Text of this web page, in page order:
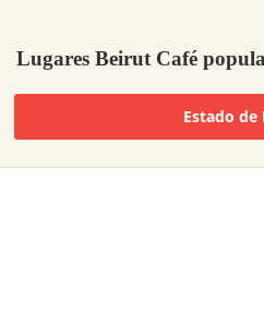
Lugares Beirut Café
Estado de